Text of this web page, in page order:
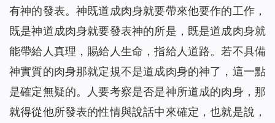
有神的發表。神既道成肉身就要帶來他要作的工作，
既是神道成肉身就要發表神的所是，既是道成肉身就
能帶給人真理，賜給人生命，指給人道路。若不具備
神實質的肉身那就定規不是道成肉身的神了，這一點
是確定無疑的。人要考察是否是神所道成的肉身，那
就得從他所發表的性情與說話中來確定，也就是說，